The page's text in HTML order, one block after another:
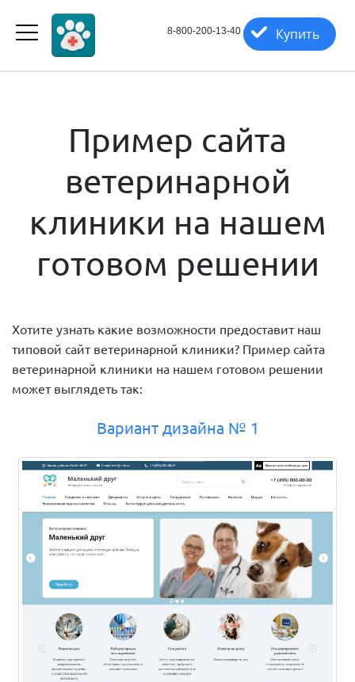
8-800-200-13-40 Купить
Пример сайта
ветеринарной
клиники на нашем
готовом решении
Хотите узнать какие возможности предоставит наш
типовой сайт ветеринарной клиники? Пример сайта
ветеринарной клиники на нашем готовом решении
может выглядеть так:
Вариант дизайна № 1